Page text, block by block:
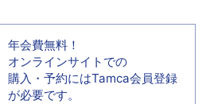
年会費無料！
オンラインサイトでの
購入・予約にはTamca会員登録
が必要です。